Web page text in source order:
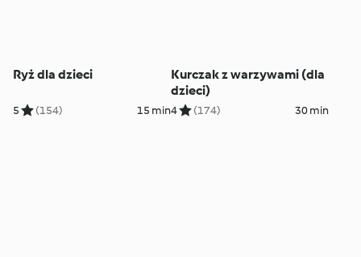
Ryż dla dzieci
5 (154) 15 min
Kurczak z warzywami (dla
dzieci)
4 (174) 30 min